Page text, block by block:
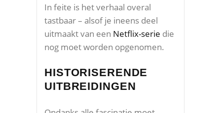
In feite is het verhaal overal
tastbaar – alsof je ineens deel
uitmaakt van een Netflix-serie die
nog moet worden opgenomen.
HISTORISERENDE
UITBREIDINGEN